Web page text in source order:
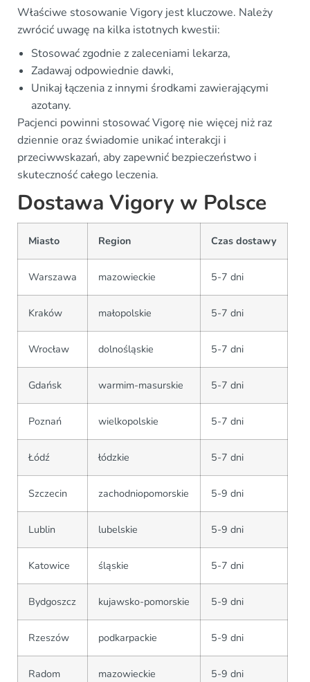
Właściwe stosowanie Vigory jest kluczowe. Należy
zwrócić uwagę na kilka istotnych kwestii:
Stosować zgodnie z zaleceniami lekarza,
Zadawaj odpowiednie dawki,
Unikaj łączenia z innymi środkami zawierającymi
azotany.
Pacjenci powinni stosować Vigorę nie więcej niż raz
dziennie oraz świadomie unikać interakcji i
przeciwwskazań, aby zapewnić bezpieczeństwo i
skuteczność całego leczenia.
Dostawa Vigory w Polsce
Miasto Region Czas dostawy
Warszawa mazowieckie 5-7 dni
Kraków małopolskie 5-7 dni
Wrocław dolnośląskie 5-7 dni
Gdańsk warmim-masurskie 5-7 dni
Poznań wielkopolskie 5-7 dni
Łódź łódzkie 5-7 dni
Szczecin zachodniopomorskie 5-9 dni
Lublin lubelskie 5-9 dni
Katowice śląskie 5-7 dni
Bydgoszcz kujawsko-pomorskie 5-9 dni
Rzeszów podkarpackie 5-9 dni
Radom mazowieckie 5-9 dni